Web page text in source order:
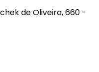
de Oliveira, 660 -